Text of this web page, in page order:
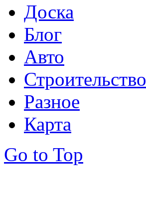
Доска
Блог
Авто
Строительство
Разное
Карта
Go to Top